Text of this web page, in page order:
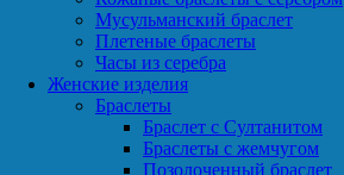
Мусульманский браслет
Плетеные браслеты
Часы из серебра
Женские изделия
Браслеты
Браслет с Султанитом
Браслеты с жемчугом
Позолоченный браслет